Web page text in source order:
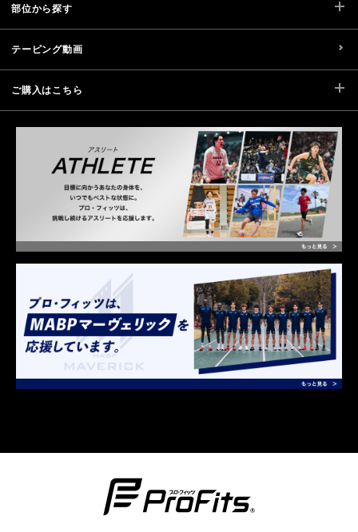
部位から探す
テーピング動画
ご購入はこちら